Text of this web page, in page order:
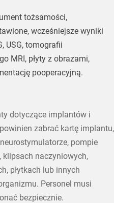
tożsamości,
wcześniejsze wyniki
USG, tomografii
MRI, płyty z obrazami,
pooperacyjną.
dotyczące implantów i
zabrać kartę implantu,
pompie
naczyniowych,
płytkach lub innych
Personel musi
bezpiecznie.